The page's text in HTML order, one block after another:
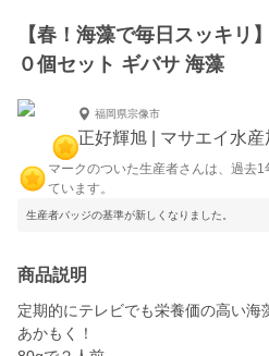
【春！海藻で毎日スッキリ
０個セット ギバサ 海藻
福岡県宗像市
正好輝旭 | マサエイ水産
マークのついた生産者さんは、過去
ています。
生産者バッジの基準が新しくなりました。
商品説明
定期的にテレビでも栄養価の高い海
あかもく！